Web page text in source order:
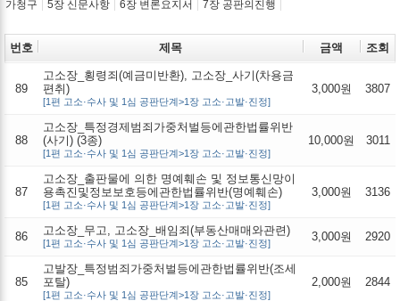
가청구
5장 신문사항 6장 변론요지서 7장 공판의진행
번호 제목 금액 조회
89
고소장_횡령죄(예금미반환), 고소장_사기(차용금
편취)
[1편 고소·수사 및 1심 공판단계>1장 고소·고발·진정]
3,000원 3807
88
고소장_특정경제범죄가중처벌등에관한법률위반
(사기) (3종)
[1편 고소·수사 및 1심 공판단계>1장 고소·고발·진정]
10,000원 3011
87
고소장_출판물에 의한 명예훼손 및 정보통신망이
용촉진및정보보호등에관한법률위반(명예훼손)
[1편 고소·수사 및 1심 공판단계>1장 고소·고발·진정]
3,000원 3136
86 고소장_무고, 고소장_배임죄(부동산매매와관련)
[1편 고소·수사 및 1심 공판단계>1장 고소·고발·진정] 3,000원 2920
85
고발장_특정범죄가중처벌등에관한법률위반(조세
포탈)
[1편 고소·수사 및 1심 공판단계>1장 고소·고발·진정]
2,000원 2844